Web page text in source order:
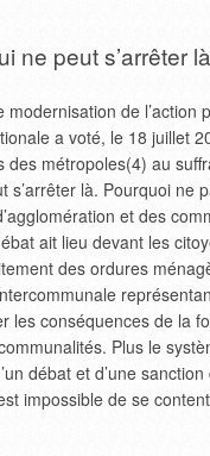
ne peut s’arrêter là
de l’action
a voté, le 18 juillet
des métropoles(4) au
là. Pourquoi ne
et des
ait lieu devant les
des ordures
les conséquences de la
Plus le
débat et d’une
impossible de se